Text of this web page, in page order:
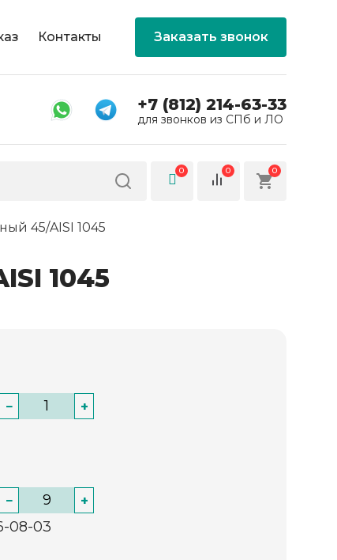
Контакты Заказать звонок
+7 (812) 214-63-33
для звонков из СПб и ЛО
0 0 0
45/AISI 1045
1045
− +
− +
08-03